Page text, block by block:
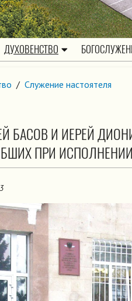
ДУХОВЕНСТВО
/ Служение настоятеля
БАСОВ И ИЕРЕЙ
ПРИ